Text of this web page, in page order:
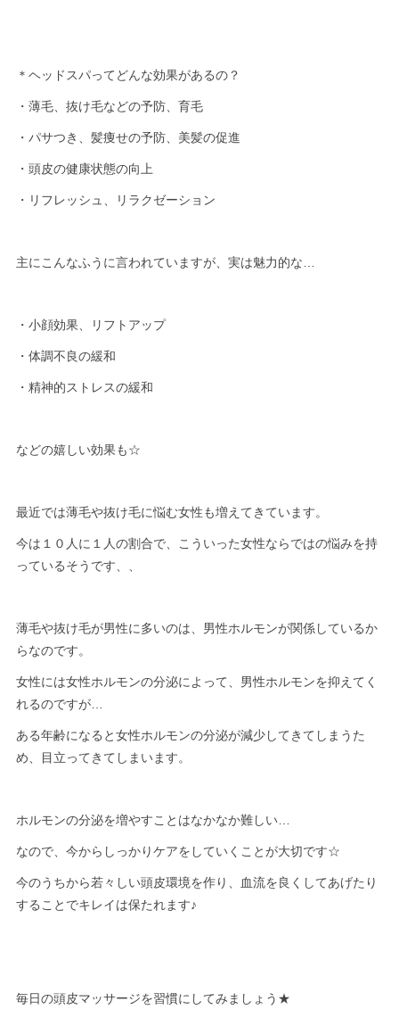
＊ヘッドスパってどんな効果があるの？
・薄毛、抜け毛などの予防、育毛
・パサつき、髪痩せの予防、美髪の促進
・頭皮の健康状態の向上
・リフレッシュ、リラクゼーション
主にこんなふうに言われていますが、実は魅力的な…
・小顔効果、リフトアップ
・体調不良の緩和
・精神的ストレスの緩和
などの嬉しい効果も☆
最近では薄毛や抜け毛に悩む女性も増えてきています。
今は１０人に１人の割合で、こういった女性ならではの悩みを持
っているそうです、、
薄毛や抜け毛が男性に多いのは、男性ホルモンが関係しているか
らなのです。
女性には女性ホルモンの分泌によって、男性ホルモンを抑えてく
れるのですが…
ある年齢になると女性ホルモンの分泌が減少してきてしまうた
め、目立ってきてしまいます。
ホルモンの分泌を増やすことはなかなか難しい…
なので、今からしっかりケアをしていくことが大切です☆
今のうちから若々しい頭皮環境を作り、血流を良くしてあげたり
することでキレイは保たれます♪
毎日の頭皮マッサージを習慣にしてみましょう★